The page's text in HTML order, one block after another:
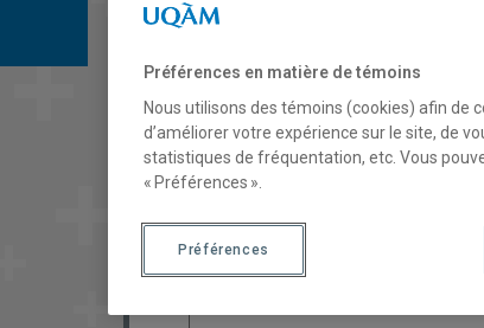
COURS
Description
Préférences en matière de témoins
Nous utilisons des témoins (cookies) afin
d’améliorer votre expérience sur le site, de
statistiques de fréquentation, etc. Vous
« Préférences ».
Préférences